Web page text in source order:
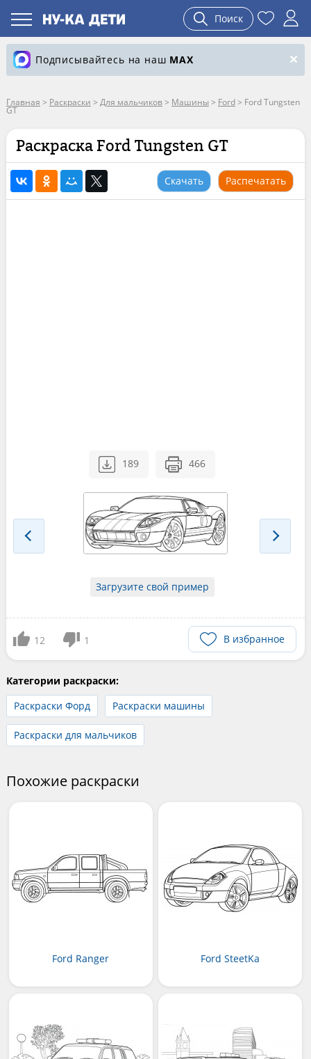
Поиск
Подписывайтесь на наш MAX
Главная > Раскраски > Для мальчиков> Машины > Ford> Ford Tungsten
GT
Раскраска Ford Tungsten GT
Скачать Распечатать
189 466
Загрузите свой пример
12 1 В избранное
Категории раскраски:
Раскраски Форд
Раскраски машины
Раскраски для мальчиков
Похожие раскраски
Ford Ranger Ford SteetKa